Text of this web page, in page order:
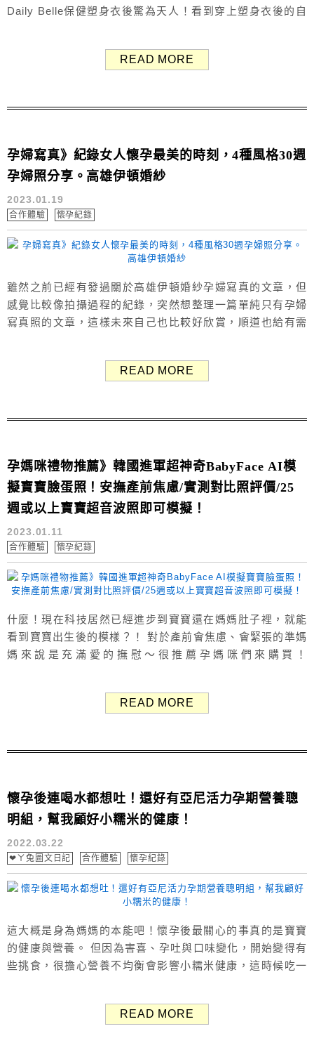
Daily Belle保健塑身衣後驚為天人！看到穿上塑身衣後的自
價，與前後一個月的對比照。 塑身衣推薦 黛莉貝爾Daily
READ MORE
孕婦寫真》紀錄女人懷孕最美的時刻，4種風格30週
孕婦照分享。高雄伊頓婚紗
2023.01.19
合作體驗 懷孕紀錄
雖然之前已經有發過關於高雄伊頓婚紗孕婦寫真的文章，但
感覺比較像拍攝過程的紀錄，突然想整理一篇單純只有孕婦
寫真照的文章，這樣未來自己也比較好欣賞，順道也給有需
紹&拍攝過程紀錄。 當初ㄚ兔是在30週拍攝，總共拍了四組
READ MORE
孕媽咪禮物推薦》韓國進軍超神奇BabyFace AI模
擬寶寶臉蛋照！安撫產前焦慮/實測對比照評價/25
週或以上寶寶超音波照即可模擬！
2023.01.11
合作體驗 懷孕紀錄
什麼！現在科技居然已經進步到寶寶還在媽媽肚子裡，就能
看到寶寶出生後的模樣？！ 對於產前會焦慮、會緊張的準媽
媽來說是充滿愛的撫慰～很推薦孕媽咪們來購買！
寶寶臉蛋喔！ 而且整體平均相似度高達95%以上，實測準
READ MORE
懷孕後連喝水都想吐！還好有亞尼活力孕期營養聰
明組，幫我顧好小糯米的健康！
2022.03.22
❤ㄚ兔圖文日記 合作體驗 懷孕紀錄
這大概是身為媽媽的本能吧！懷孕後最關心的事真的是寶寶
的健康與營養。 但因為害喜、孕吐與口味變化，開始變得有
些挑食，很擔心營養不均衡會影響小糯米健康，這時候吃一
薦亞尼活力的「孕期營養聰明組」，一次補足孕期三階段所
READ MORE